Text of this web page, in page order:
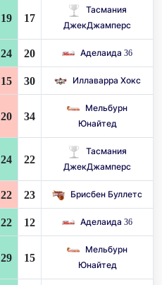
19 17
Тасмания
ДжекДжамперс
24 20 Аделаида 36
15 30 Иллаварра Хокс
20 34
Мельбурн
Юнайтед
24 22
Тасмания
ДжекДжамперс
22 23 Брисбен Буллетс
22 12 Аделаида 36
29 15
Мельбурн
Юнайтед